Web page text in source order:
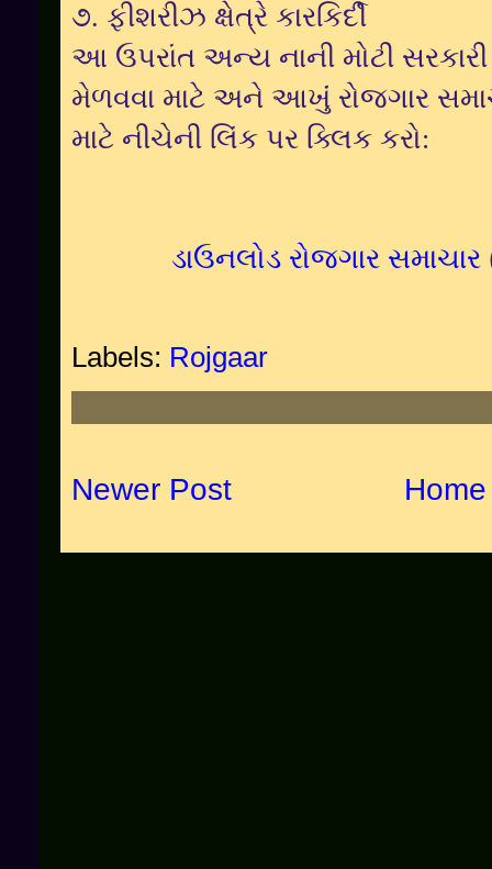
૭. ફીશરીઝ ક્ષેત્રે કારકિર્દી
આ ઉપરાંત અન્ય નાની મોટી સરકારી
મેળવવા માટે અને આખુંં રોજગાર
માટે નીચેની લિંક પર ક્લિક કરો:
ડાઉનલોડ રોજગાર સમાચાર
Labels: Rojgaar
Newer Post Home